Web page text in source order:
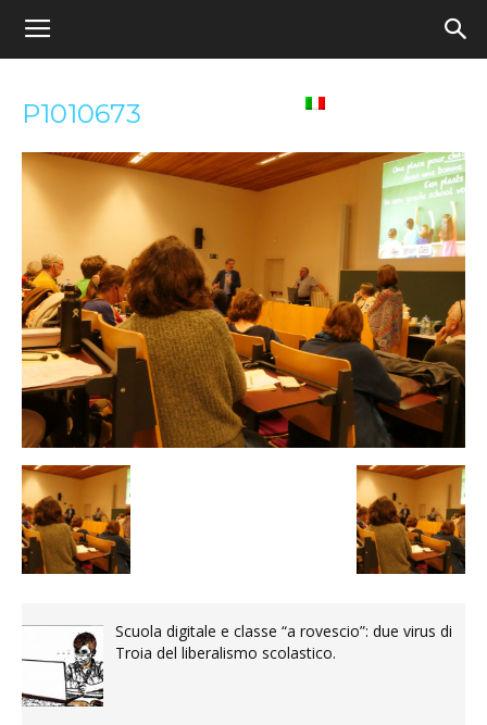
Appel
pour
une
école
démocratique
P1010673
Scuola digitale e classe “a rovescio”: due virus di
Troia del liberalismo scolastico.